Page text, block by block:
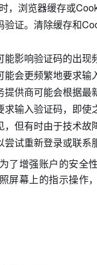
，浏览器缓存或
证。清除缓存和
能影响验证码的出
会更频繁地要求输
提供商可能会根据
输入验证码，即使
，但有时由于技术
试重新登录或联系
了增强账户的安全
屏幕上的指示操作